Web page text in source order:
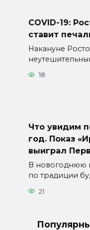
COVID-19:
ставит
Накануне
18
Что увидим
год. Показ
выиграл
В новогоднюю
по традиции
21